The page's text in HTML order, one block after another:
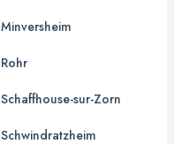
Minversheim
Rohr
Schaffhouse-sur-Zorn
Schwindratzheim